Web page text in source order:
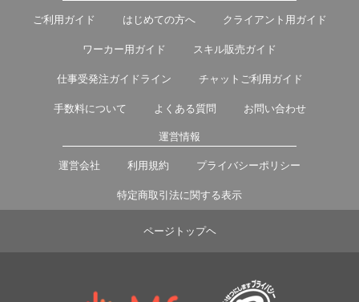
ご利用ガイド はじめての方へ クライアント用ガイド
ワーカー用ガイド スキル販売ガイド
仕事受発注ガイドライン チャットご利用ガイド
手数料について よくある質問 お問い合わせ
運営情報
運営会社 利用規約 プライバシーポリシー
特定商取引法に関する表示
ページトップヘ